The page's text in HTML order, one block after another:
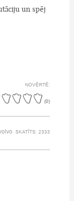
un spēj
NOVĒRTĒ:
(0)
SKATĪTS: 2333